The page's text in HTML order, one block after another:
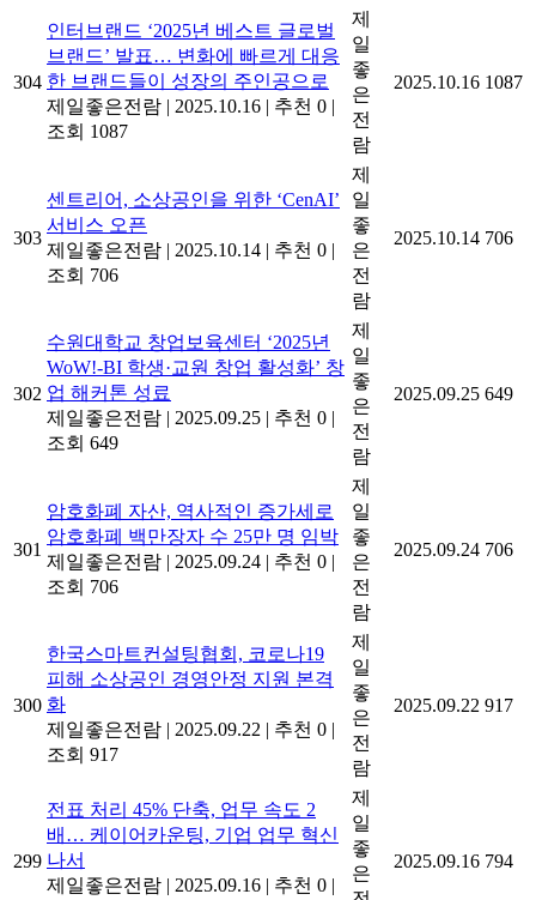
304
인터브랜드 ‘2025년 베스트 글로벌
브랜드’ 발표… 변화에 빠르게 대응
한 브랜드들이 성장의 주인공으로
제일좋은전람 | 2025.10.16 | 추천 0 |
조회 1087
제
일
좋
은
전
람
2025.10.16 1087
303
센트리어, 소상공인을 위한 ‘CenAI’
서비스 오픈
제일좋은전람 | 2025.10.14 | 추천 0 |
조회 706
제
일
좋
은
전
람
2025.10.14 706
302
수원대학교 창업보육센터 ‘2025년
WoW!-BI 학생·교원 창업 활성화’ 창
업 해커톤 성료
제일좋은전람 | 2025.09.25 | 추천 0 |
조회 649
제
일
좋
은
전
람
2025.09.25 649
301
암호화폐 자산, 역사적인 증가세로
암호화폐 백만장자 수 25만 명 임박
제일좋은전람 | 2025.09.24 | 추천 0 |
조회 706
제
일
좋
은
전
람
2025.09.24 706
300
한국스마트컨설팅협회, 코로나19
피해 소상공인 경영안정 지원 본격
화
제일좋은전람 | 2025.09.22 | 추천 0 |
조회 917
제
일
좋
은
전
람
2025.09.22 917
299
전표 처리 45% 단축, 업무 속도 2
배… 케이어카운팅, 기업 업무 혁신
나서
제일좋은전람 | 2025.09.16 | 추천 0 |
제
일
좋
은
2025.09.16 794